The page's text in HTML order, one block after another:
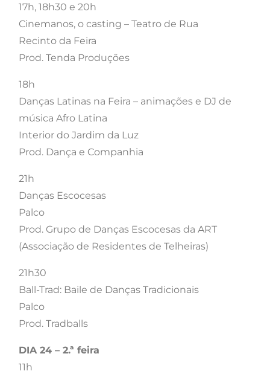
17h, 18h30 e 20h
Cinemanos, o casting – Teatro de Rua
Recinto da Feira
Prod. Tenda Produções
18h
Danças Latinas na Feira – animações e DJ de
música Afro Latina
Interior do Jardim da Luz
Prod. Dança e Companhia
21h
Danças Escocesas
Palco
Prod. Grupo de Danças Escocesas da ART
(Associação de Residentes de Telheiras)
21h30
Ball-Trad: Baile de Danças Tradicionais
Palco
Prod. Tradballs
DIA 24 – 2.ª feira
11h